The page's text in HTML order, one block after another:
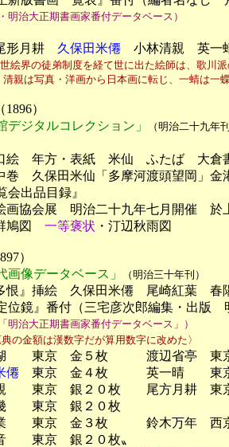
明治大正期書画家番付データベース）
月耕 久保田米僊 小林清親　英一
世絵界の徒弟制度を経て世に出た絵師は、歌川
写真・洋画から日本画に転じ、一蜻は一蝶
）
ジタルコレクション」
（明治二十九年
年方・表紙　米仙　ふたば　大倉
久保田米仙「多摩河渡頭望岡」金
出品目録』
会展　明治二十九年七月開催　於
鳩図 一等褒状 ・汀辺秋雨図
）
像データベース」
（明治三十年刊）
恨』挿絵　久保田米僊　尾崎紅葉　春
鏡』番付（三宅彦次郎編集・出版　
明治大正期書画家番付データベース」）
典の金額は漢数字だが算用数字に改めた〉
東京　金５枚　　　渡辺省亭　東
僊 東京　金４枚　　　英一晴　　東
　銀２０枚　　尾方月耕　東京
京　銀２０枚
東京　金３枚　　　鈴木万年　西
京　銀２０枚〟